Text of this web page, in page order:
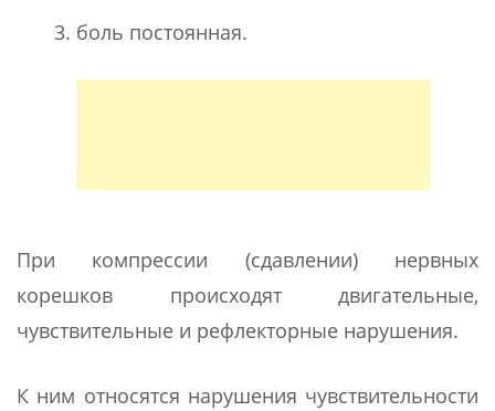
боль постоянная.
При компрессии (сдавлении) нервных
корешков происходят двигательные,
чувствительные и рефлекторные нарушения.
К ним относятся нарушения чувствительности